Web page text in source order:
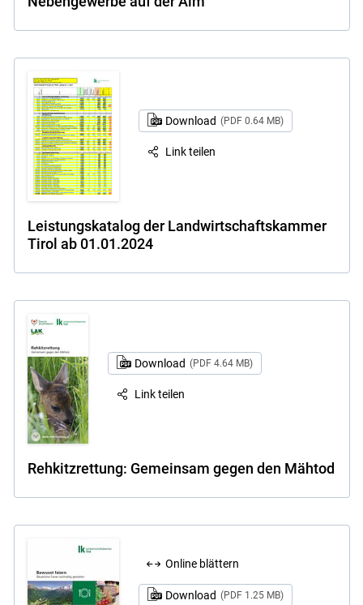
Download (PDF 0.64 MB)
Link teilen
Leistungskatalog der Landwirtschaftskammer
Tirol ab 01.01.2024
Download (PDF 4.64 MB)
Link teilen
Rehkitzrettung: Gemeinsam gegen den Mähtod
Online blättern
Download (PDF 1.25 MB)